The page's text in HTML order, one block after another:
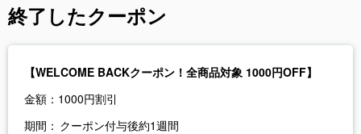
終了したクーポン
【WELCOME BACKクーポン！全商品対象 1000円OFF】
金額： 1000円割引
期間： クーポン付与後約1週間